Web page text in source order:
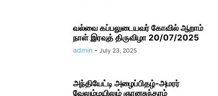
வல்வை கப்பலுடையவர் கோவில் ஆறாம்
நாள் இரவுத் திருவிழா 20/07/2025
admin - July 23, 2025
அந்தியேட்டி அழைப்பிதழ்-அமரர்
வேலும்மயிலும் ஞானசுந்தரம்